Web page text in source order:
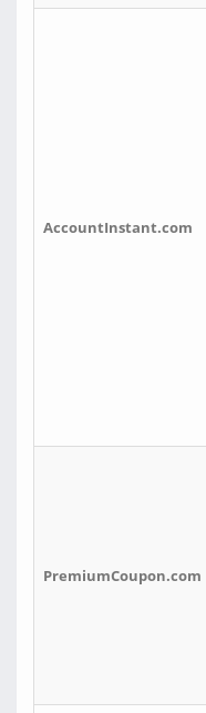
AccountInstant.com
PremiumCoupon.com